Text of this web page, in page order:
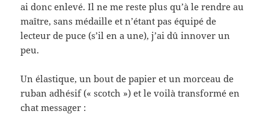
ai donc enlevé. Il ne me reste plus qu’à le rendre au
maître, sans médaille et n’étant pas équipé de
lecteur de puce (s’il en a une), j’ai dû innover un
peu.
Un élastique, un bout de papier et un morceau de
ruban adhésif (« scotch ») et le voilà transformé en
chat messager :